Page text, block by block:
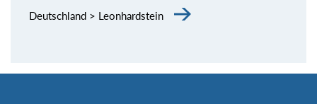
Deutschland > Leonhardstein